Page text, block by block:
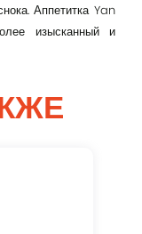
Аппетитка Yan
изысканный и